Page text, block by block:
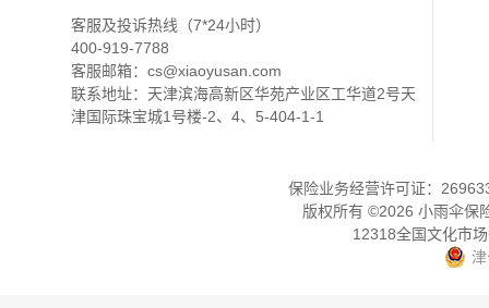
客服及投诉热线（7*24小时）
400-919-7788
客服邮箱： cs@xiaoyusan.com
联系地址：天津滨海高新区华苑产业区工华道2号天
津国际珠宝城1号楼-2、4、5-404-1-1
保险业务经营许可证：
版权所有 ©2026 小雨伞保
12318全国文化市